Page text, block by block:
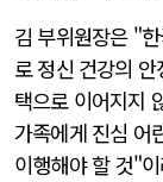
김 부위원장은 "
로 정신 건강의
택으로 이어지지
가족에게 진심 어
이행해야 할 것"